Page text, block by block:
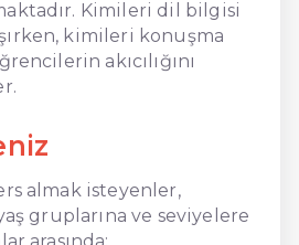
Kimileri dil bilgisi
kimileri konuşma
akıcılığını
almak isteyenler,
gruplarına ve seviyelere